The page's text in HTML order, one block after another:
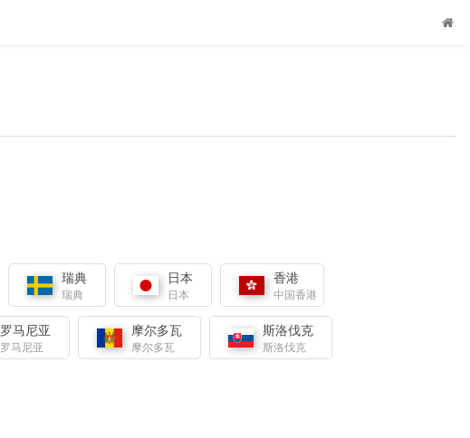
瑞典
瑞典
日本
日本
香港
中国香港
罗马尼亚
罗马尼亚
摩尔多瓦
摩尔多瓦
斯洛伐克
斯洛伐克